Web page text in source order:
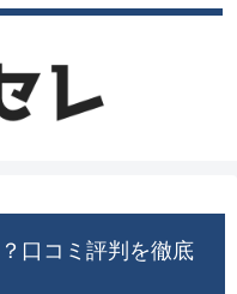
口コミ評判を徹底